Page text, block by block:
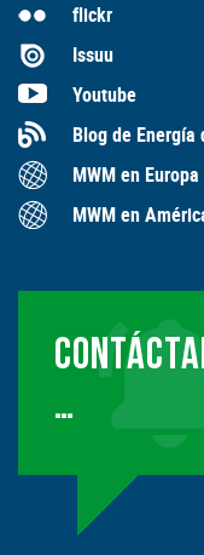
flickr
Issuu
Youtube
Blog de Energía
MWM en
MWM en
…